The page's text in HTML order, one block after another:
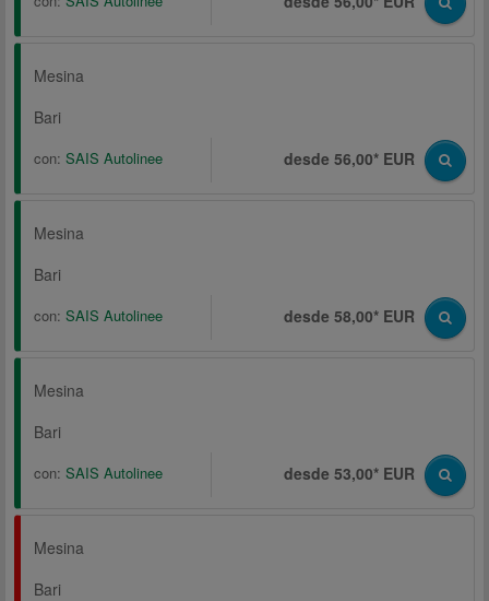
Mesina
Bari
con: SAIS Autolinee desde 56,00* EUR
Mesina
Bari
con: SAIS Autolinee desde 58,00* EUR
Mesina
Bari
con: SAIS Autolinee desde 53,00* EUR
Mesina
Bari